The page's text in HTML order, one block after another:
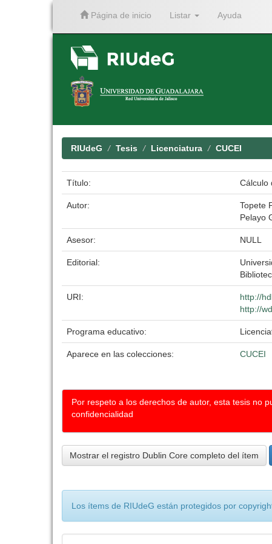
Página de inicio Listar Ayuda
RIUdeG Tesis Licenciatura CUCEI
Título: Cálculo
Autor:
Topete
Pelayo
Asesor: NULL
Editorial:
URI:
http://
http://
Programa educativo:
Aparece en las colecciones: CUCEI
Por respeto a los derechos de autor, esta tesis no
confidencialidad
Mostrar el registro Dublin Core completo del ítem
Los ítems de RIUdeG están protegidos por